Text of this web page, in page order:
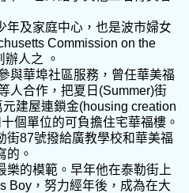
年及家庭中心，也是波市婦女
Commission on the
人之 。
與華埠社區服務，曾任華美福
人合作，把夏日(Summer)街
建屋連鎖金(housing creation
個單位的可負擔住宅華福樓。
街87號撥給廣教學校和華美福
的。
樂的模範。早年他在泰勒街上
Boy，努力經年後，成為在大